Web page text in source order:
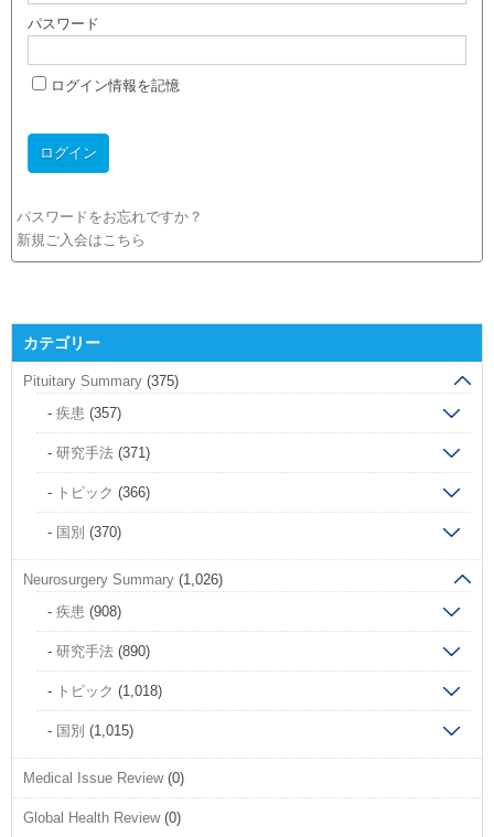
パスワード
ログイン情報を記憶
パスワードをお忘れですか？
新規ご入会はこちら
カテゴリー
Pituitary Summary (375)
疾患 (357)
研究手法 (371)
トピック (366)
国別 (370)
Neurosurgery Summary (1,026)
疾患 (908)
研究手法 (890)
トピック (1,018)
国別 (1,015)
Medical Issue Review(0)
Global Health Review(0)